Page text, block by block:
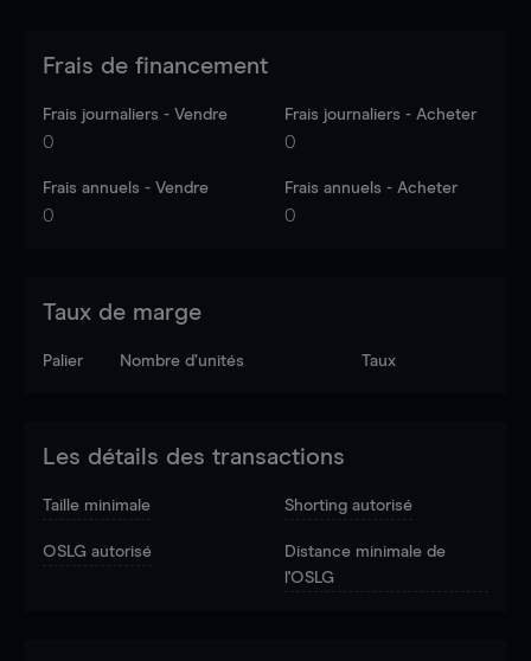
Frais de financement
Frais journaliers - Vendre
0
Frais journaliers - Acheter
0
Frais annuels - Vendre
0
Frais annuels - Acheter
0
Taux de marge
Palier Nombre d’unités Taux
Les détails des transactions
Taille minimale Shorting autorisé
OSLG autorisé
Distance minimale de
l'OSLG